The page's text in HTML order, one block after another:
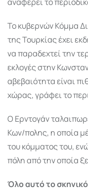
Το κυβερνών Κόμμα
της Τουρκίας έχει
να παραδεχτεί την
εκλογές στην
αβεβαιότητα είναι
χώρας, γράφει το
Ο Ερντογάν
Κων/πολης, η οποία
του κόμματος του,
πόλη από την οποία
Όλο αυτό το